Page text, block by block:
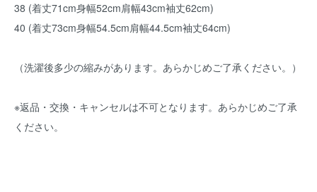
38 (着丈71cm身幅52cm肩幅43cm袖丈62cm)
40 (着丈73cm身幅54.5cm肩幅44.5cm袖丈64cm)
（洗濯後多少の縮みがあります。あらかじめご了承ください。）
※返品・交換・キャンセルは不可となります。あらかじめご了承
ください。